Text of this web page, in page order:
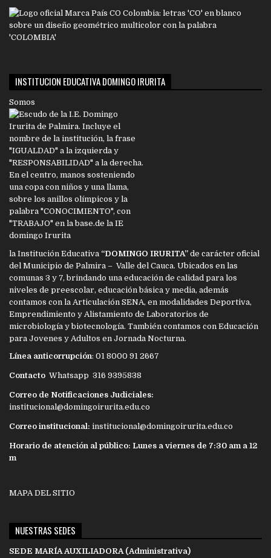
INSTITUCION EDUCATIVA DOMINGO IRURITA
Somos
la Institución Educativa “DOMINGO IRURITA” de carácter oficial
del Municipio de Palmira – Valle del Cauca. Ubicados en las
comunas 3 y 7, brindando una educación de calidad para los
niveles de preescolar, educación básica y media, además
contamos con la Articulación SENA, en modalidades Deportiva,
Emprendimiento y Alistamiento de Laboratorios de
microbiología y biotecnología. También contamos con Educación
para Jovenes y Adultos en Jornada Nocturna.
Línea anticorrupción: 01 8000 91 2667
Contacto Whatsapp 316 9395838
Correo de Notificaciones Judiciales:
institucional@domingoirurita.edu.co
Correo institucional: institucional@domingoirurita.edu.co
Horario de atención al público: Lunes a viernes de 7:30 am a 12
m
MAPA DEL SITIO
NUESTRAS SEDES
SEDE MARÍA AUXILIADORA (Administrativa)